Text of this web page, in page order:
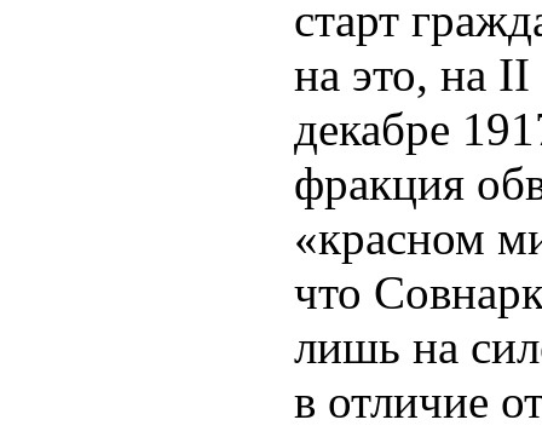
старт
на это, на II
декабре
фракция
«красном
что
лишь на
в отличие